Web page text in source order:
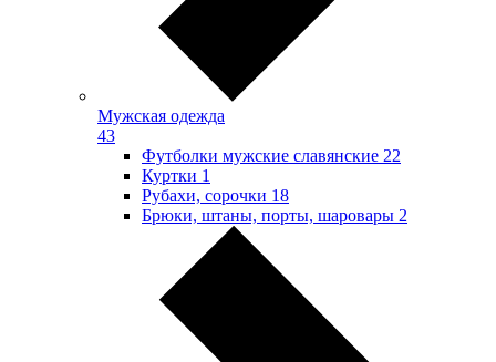
Мужская одежда
43
Футболки мужские славянские 22
Куртки 1
Рубахи, сорочки 18
Брюки, штаны, порты, шаровары 2